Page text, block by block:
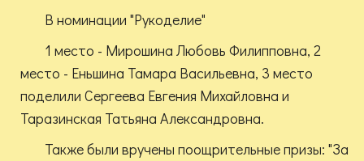
В номинации "Рукоделие"
1 место - Мирошина Любовь Филипповна, 2
место - Еньшина Тамара Васильевна, 3 место
поделили Сергеева Евгения Михайловна и
Таразинская Татьяна Александровна.
Также были вручены поощрительные призы: "За